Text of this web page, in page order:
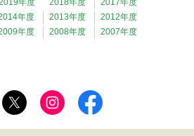
年度 2018年度
2017年度
年度 2013年度
2012年度
年度 2008年度 2007年度